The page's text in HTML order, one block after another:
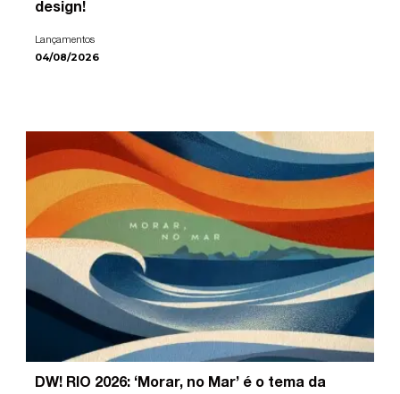
design!
Lançamentos
04/08/2026
DW! RIO 2026: ‘Morar, no Mar’ é o tema da